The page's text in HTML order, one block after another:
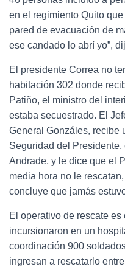
en el regimiento Quito
pared de evacuación de
ese candado lo abrí yo”,
El presidente Correa no
habitación 302 donde
Patiño, el ministro del
estaba secuestrado. El
General Gonzáles, recibe
Seguridad del
Andrade, y le dice que el
media hora no le
concluye que jamás
El operativo de rescate
incursionaron en un
coordinación 900
ingresan a rescatarlo